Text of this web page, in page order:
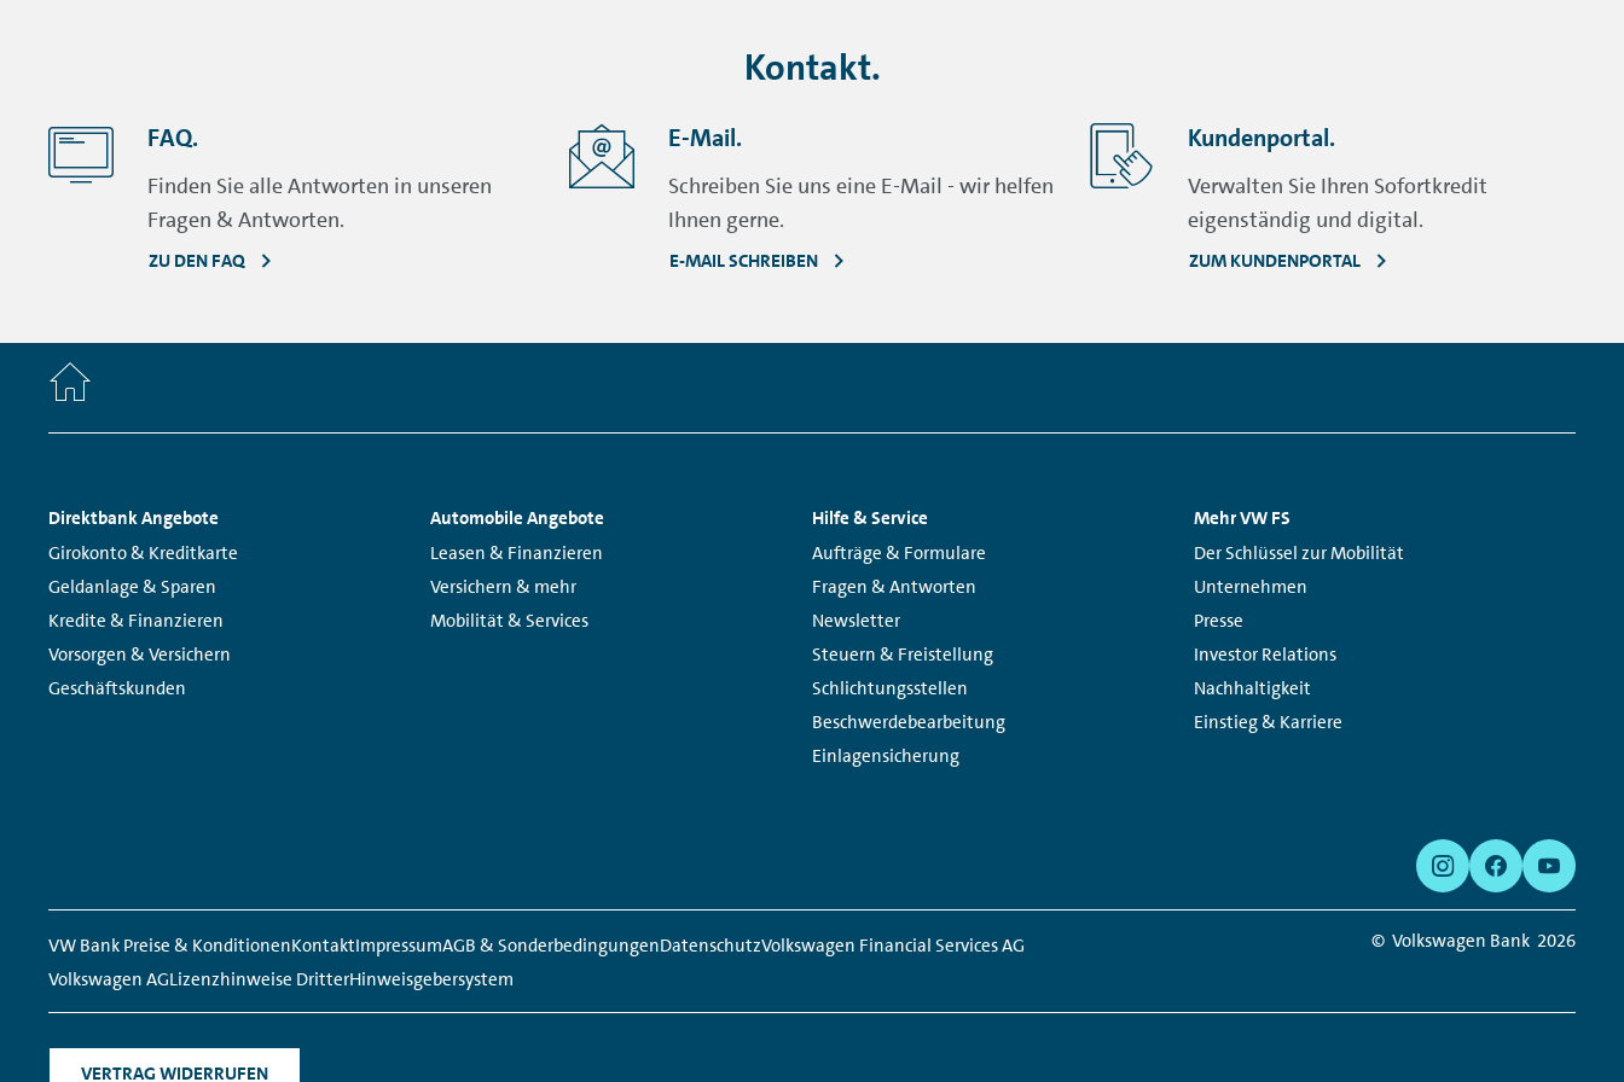
Kontakt.
FAQ.
Finden Sie alle Antworten in unseren
Fragen & Antworten.
ZU DEN FAQ
E-Mail.
Schreiben Sie uns eine E-Mail - wir helfen
Ihnen gerne.
E-MAIL SCHREIBEN
Kundenportal.
Verwalten Sie Ihren Sofortkredit
eigenständig und digital.
ZUM KUNDENPORTAL
Footer
Navigation
Direktbank Angebote
Links:
Girokonto & Kreditkarte
Geldanlage & Sparen
Kredite & Finanzieren
Vorsorgen & Versichern
Geschäftskunden
Automobile Angebote
Links:
Leasen & Finanzieren
Versichern & mehr
Mobilität & Services
Hilfe & Service
Links:
Aufträge & Formulare
Fragen & Antworten
Newsletter
Steuern & Freistellung
Schlichtungsstellen
Beschwerdebearbeitung
Einlagensicherung
Mehr VW FS
Links:
Der Schlüssel zur Mobilität
Unternehmen
Presse
Investor Relations
Nachhaltigkeit
Einstieg & Karriere
VW Bank Preise & KonditionenKontaktImpressumAGB & SonderbedingungenDatenschutzVolkswagen Financial Services AG
Volkswagen AGLizenzhinweise DritterHinweisgebersystem
VERTRAG WIDERRUFEN
Links
© Volkswagen Bank 2026